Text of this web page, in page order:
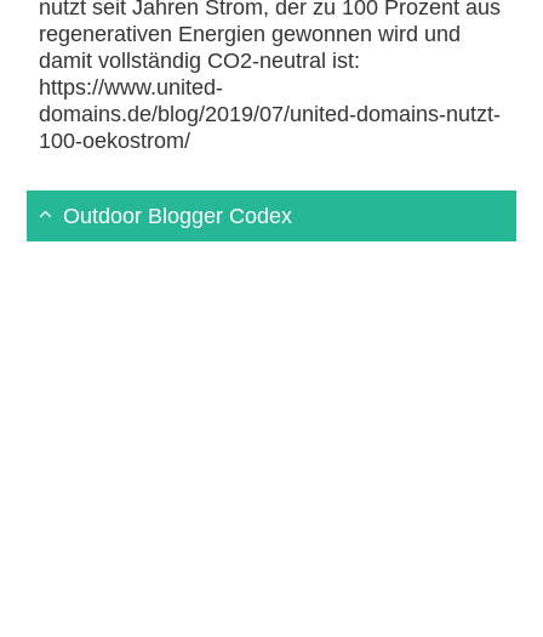
nutzt seit Jahren Strom, der zu 100 Prozent aus
regenerativen Energien gewonnen wird und
damit vollständig CO2-neutral ist:
https://www.united-
domains.de/blog/2019/07/united-domains-nutzt-
100-oekostrom/
Outdoor Blogger Codex